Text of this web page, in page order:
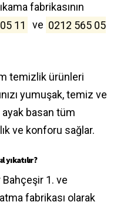
fabrikasının
11 ve 0212 565 05
temizlik ürünleri
yumuşak, temiz ve
basan tüm
ve konforu sağlar.
yıkatılır?
Bahçeşir 1. ve
fabrikası olarak